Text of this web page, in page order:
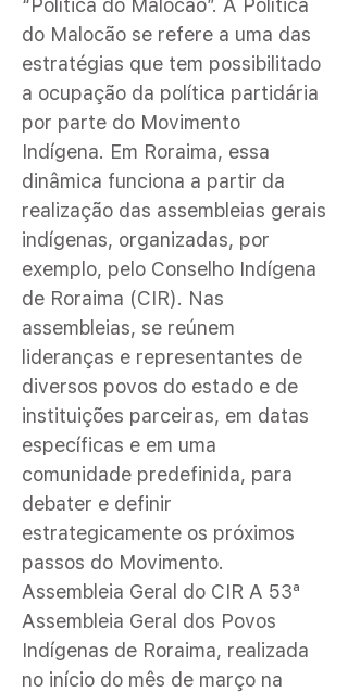
“Política do Malocão”. A Política
do Malocão se refere a uma das
estratégias que tem possibilitado
a ocupação da política partidária
por parte do Movimento
Indígena. Em Roraima, essa
dinâmica funciona a partir da
realização das assembleias gerais
indígenas, organizadas, por
exemplo, pelo Conselho Indígena
de Roraima (CIR). Nas
assembleias, se reúnem
lideranças e representantes de
diversos povos do estado e de
instituições parceiras, em datas
específicas e em uma
comunidade predefinida, para
debater e definir
estrategicamente os próximos
passos do Movimento.
Assembleia Geral do CIR A 53ª
Assembleia Geral dos Povos
Indígenas de Roraima, realizada
no início do mês de março na